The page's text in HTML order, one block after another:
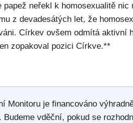
papež neřekl k homosexualitě
z devadesátých let, že
Církev ovšem odmítá aktivní
zopakoval pozici Církve.**
Monitoru je financováno
Budeme vděční, pokud se